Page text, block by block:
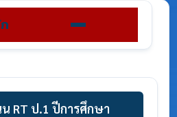
RT ป.1 ปีการศึกษา